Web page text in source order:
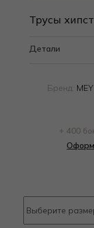
Трусы
Детали
Бренд: MEY
+ 400